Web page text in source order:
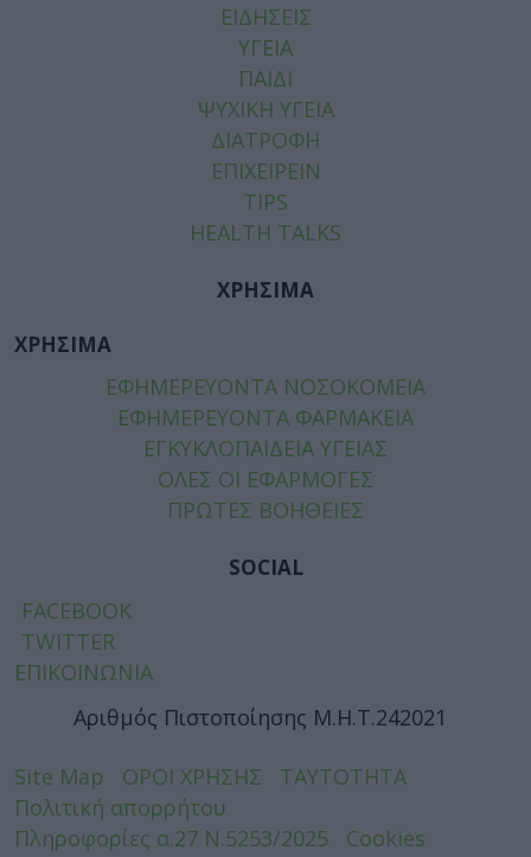
ΕΙΔΗΣΕΙΣ
ΥΓΕΙΑ
ΠΑΙΔΙ
ΨΥΧΙΚΗ ΥΓΕΙΑ
ΔΙΑΤΡΟΦΗ
ΕΠΙΧΕΙΡΕΙΝ
TIPS
HEALTH TALKS
ΧΡΗΣΙΜΑ
ΧΡΗΣΙΜΑ
ΕΦΗΜΕΡΕΥΟΝΤΑ ΝΟΣΟΚΟΜΕΙΑ
ΕΦΗΜΕΡΕΥΟΝΤΑ ΦΑΡΜΑΚΕΙΑ
ΕΓΚΥΚΛΟΠΑΙΔΕΙΑ ΥΓΕΙΑΣ
ΟΛΕΣ ΟΙ ΕΦΑΡΜΟΓΕΣ
ΠΡΩΤΕΣ ΒΟΗΘΕΙΕΣ
SOCIAL
FACEBOOK
TWITTER
ΕΠΙΚΟΙΝΩΝΙΑ
Αριθμός Πιστοποίησης Μ.Η.Τ.242021
Site Map ΟΡΟΙ ΧΡΗΣΗΣ
ΤΑΥΤΟΤΗΤΑ
Πολιτική απορρήτου
Πληροφορίες α.27 Ν.5253/2025
Cookies